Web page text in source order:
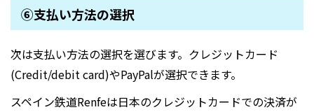
⑥支払い方法の選択
次は支払い方法の選択を選びます。クレジットカード
(Credit/debit card)やPayPalが選択できます。
スペイン鉄道Renfeは日本のクレジットカードでの決済が